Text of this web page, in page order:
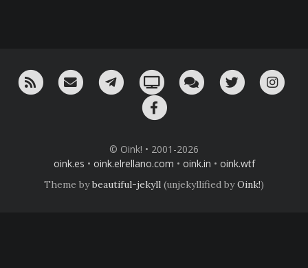
RSS ¡Mándame un email!¡Nuestro canal en Telegram!
Oink! TV Charla con nosotros
Twitter
© Oink! • 2001-2026
oink.es • oink.elrellano.com • oink.in • oink.wtf
Theme bybeautiful-jekyll (unjekyllified byOink!)